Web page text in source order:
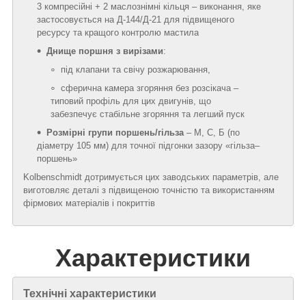
3 компресійні + 2 маслознімні кільця – виконання, яке
застосовується на Д‑144/Д‑21 для підвищеного
ресурсу та кращого контролю мастила
Днище поршня з вирізами:
під клапани та свічу розжарювання,
сферична камера згоряння без розсікача –
типовий профіль для цих двигунів, що
забезпечує стабільне згоряння та легший пуск
Розмірні групи поршень/гільза– М, С, Б (по
діаметру 105 мм) для точної підгонки зазору «гільза–
поршень»
Kolbenschmidt дотримується цих заводських параметрів, але
виготовляє деталі з підвищеною точністю та використанням
фірмових матеріалів і покриттів
Характеристики
Технічні характеристики